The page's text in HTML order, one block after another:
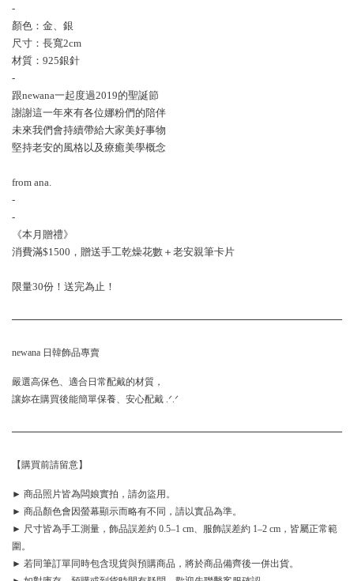
-
顏色：金、銀
尺寸：長寬2cm
材質：925銀針
-
跟newana一起度過2019的聖誕節
謝謝這一年來有各位娜粉們的陪伴
未來我們會持續帶給大家美好事物
堅持老安的風格以及療癒美學概念
from ana.
-
-
《本月贈禮》
消費滿$1500，贈送手工乾燥花數＋老安親筆卡片
限量30份！送完為止！
newana 日韓飾品專賣
嚴選高保色、適合日常配戴的材質，
讓妳在購買後能簡單保養、安心配戴 .ᐟ.ᐟ
【購買前請留意】
► 商品照片皆為闆娘實拍，請勿盜用。
► 商品顏色會因螢幕顯示而略有不同，請以實品為準。
► 尺寸皆為手工測量，飾品誤差約 0.5–1 cm、服飾誤差約 1–2 cm，皆屬正常範
圍。
► 若同筆訂單同時包含現貨與預購商品，將於商品備齊後一併出貨。